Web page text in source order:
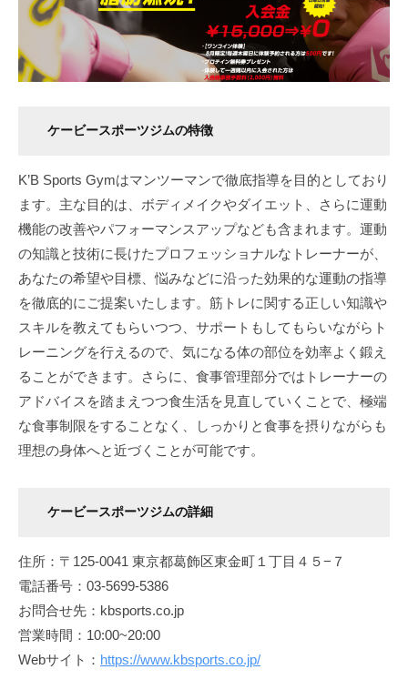
ケービースポーツジムの特徴
K’B Sports Gymはマンツーマンで徹底指導を目的としており
ます。主な目的は、ボディメイクやダイエット、さらに運動
機能の改善やパフォーマンスアップなども含まれます。運動
の知識と技術に長けたプロフェッショナルなトレーナーが、
あなたの希望や目標、悩みなどに沿った効果的な運動の指導
を徹底的にご提案いたします。筋トレに関する正しい知識や
スキルを教えてもらいつつ、サポートもしてもらいながらト
レーニングを行えるので、気になる体の部位を効率よく鍛え
ることができます。さらに、食事管理部分ではトレーナーの
アドバイスを踏まえつつ食生活を見直していくことで、極端
な食事制限をすることなく、しっかりと食事を摂りながらも
理想の身体へと近づくことが可能です。
ケービースポーツジムの詳細
住所：〒125-0041 東京都葛飾区東金町１丁目４５−７
電話番号：03-5699-5386
お問合せ先：kbsports.co.jp
営業時間：10:00~20:00
Webサイト： https://www.kbsports.co.jp/